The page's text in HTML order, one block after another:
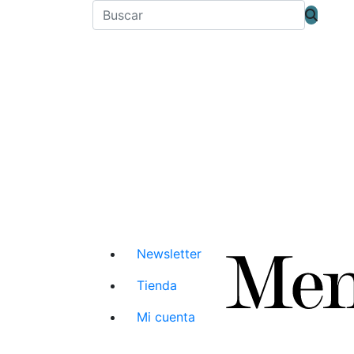
Newsletter
Tienda
Mi cuenta